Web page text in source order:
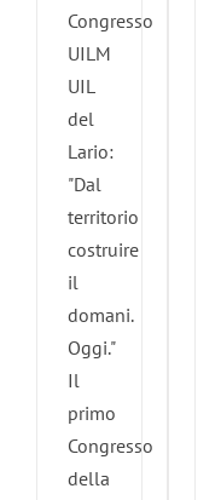
Congresso
UILM
UIL
del
Lario:
"Dal
territorio
costruire
il
domani.
Oggi."
Il
primo
Congresso
della